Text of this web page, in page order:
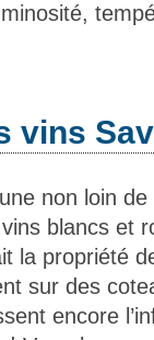
vins
non loin
blancs et
la propriété
sur des
encore